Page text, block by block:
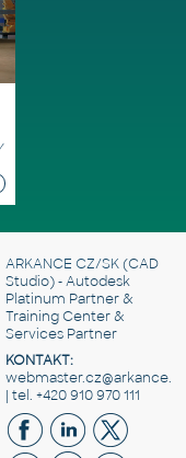
ARKANCE CZ/SK(CAD
Studio) - Autodesk
Platinum Partner &
Training Center &
Services Partner
KONTAKT:
| tel. +420 910 970 111